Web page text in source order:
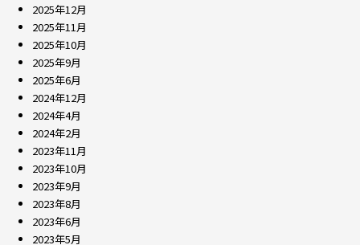
2025年12月
2025年11月
2025年10月
2025年9月
2025年6月
2024年12月
2024年4月
2024年2月
2023年11月
2023年10月
2023年9月
2023年8月
2023年6月
2023年5月